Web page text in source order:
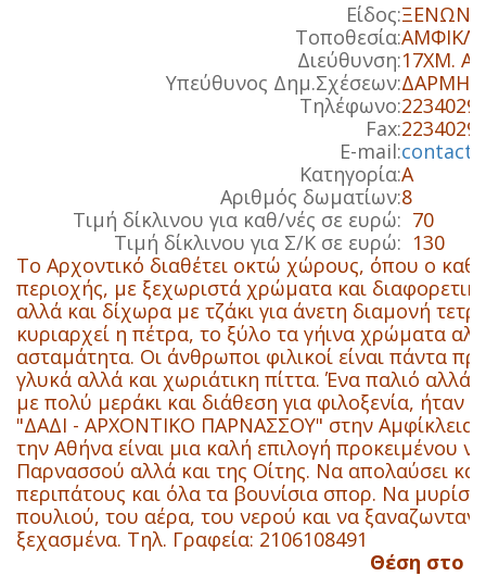
Είδος:
Τοποθεσία:
Διεύθυνση:17ΧΜ.
Υπεύθυνος Δημ.Σχέσεων:ΔΑΡΜΗ
Τηλέφωνο:
Fax:
E-mail:
Κατηγορία:Α
Αριθμός δωματίων:8
Τιμή δίκλινου για καθ/νές σε ευρώ: 70
Τιμή δίκλινου για Σ/Κ σε ευρώ: 130
Το Αρχοντικό διαθέτει οκτώ χώρους, όπου ο
περιοχής, με ξεχωριστά χρώματα και
αλλά και δίχωρα με τζάκι για άνετη διαμονή
κυριαρχεί η πέτρα, το ξύλο τα γήινα χρώματα
ασταμάτητα. Οι άνθρωποι φιλικοί είναι πάντα
γλυκά αλλά και χωριάτικη πίττα. Ένα παλιό
με πολύ μεράκι και διάθεση για φιλοξενία, ήταν
"ΔΑΔΙ - ΑΡΧΟΝΤΙΚΟ ΠΑΡΝΑΣΣΟΥ" στην Αμφίκλεια.
την Αθήνα είναι μια καλή επιλογή προκειμένου
Παρνασσού αλλά και της Οίτης. Να απολαύσει
περιπάτους και όλα τα βουνίσια σπορ. Να
πουλιού, του αέρα, του νερού και να
ξεχασμένα. Τηλ. Γραφεία: 2106108491
Θέση στο